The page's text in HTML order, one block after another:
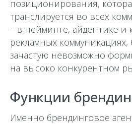
позиционирования,
транслируется во всех
– в нейминге, айдентике и
рекламных коммуникациях,
зачастую невозможно
на высоко конкурентном
Функции
Именно брендинговое